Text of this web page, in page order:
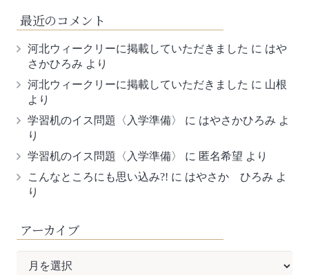
最近のコメント
河北ウィークリーに掲載していただきました に はや
さかひろみ より
河北ウィークリーに掲載していただきました に 山根
より
学習机のイス問題〈入学準備〉
に はやさかひろみ よ
り
学習机のイス問題〈入学準備〉
に 匿名希望 より
こんなところにも思い込み?! に はやさか ひろみ よ
り
アーカイブ